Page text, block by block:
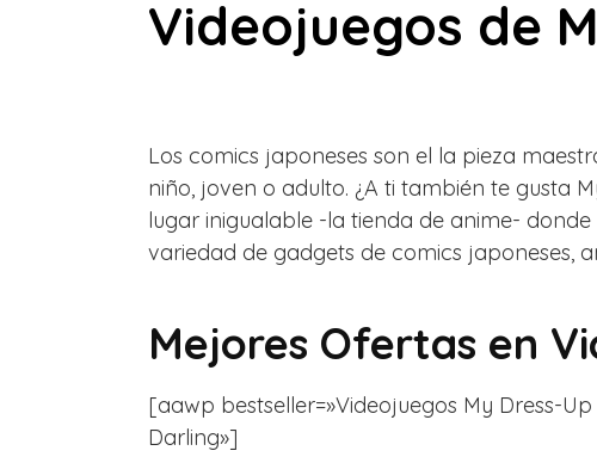
Videojuegos de
Los comics japoneses son el la pieza
niño, joven o adulto. ¿A ti también te gusta
lugar inigualable -la tienda de anime-
variedad de gadgets de comics japoneses,
Mejores Ofertas en
[aawp bestseller=»Videojuegos My Dress-Up
Darling»]